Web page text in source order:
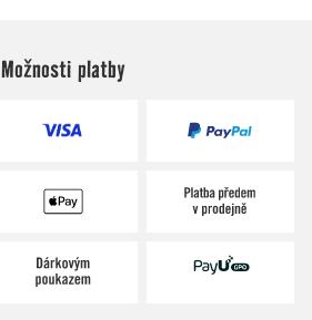
Možnosti platby